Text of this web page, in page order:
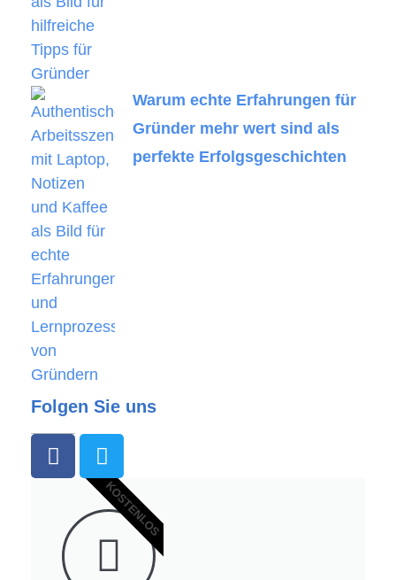
Warum echte Erfahrungen für
Gründer mehr wert sind als
perfekte Erfolgsgeschichten
Folgen Sie uns
KOSTENLOS